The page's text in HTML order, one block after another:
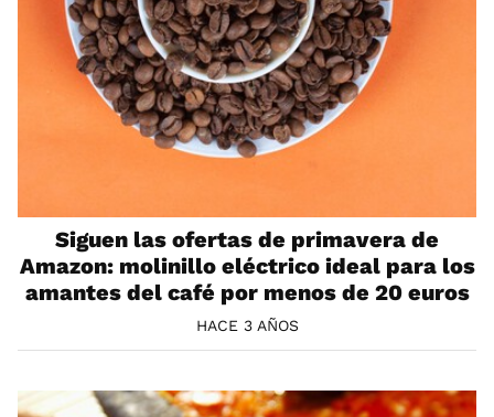
Siguen las ofertas de primavera de
Amazon: molinillo eléctrico ideal para los
amantes del café por menos de 20 euros
HACE 3 AÑOS